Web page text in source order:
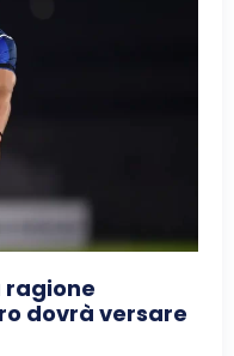
ragione
dovrà versare